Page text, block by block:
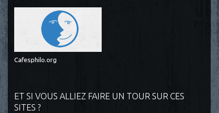
Cafesphilo.org
ET SI VOUS ALLIEZ FAIRE UN TOUR SUR CES
SITES ?